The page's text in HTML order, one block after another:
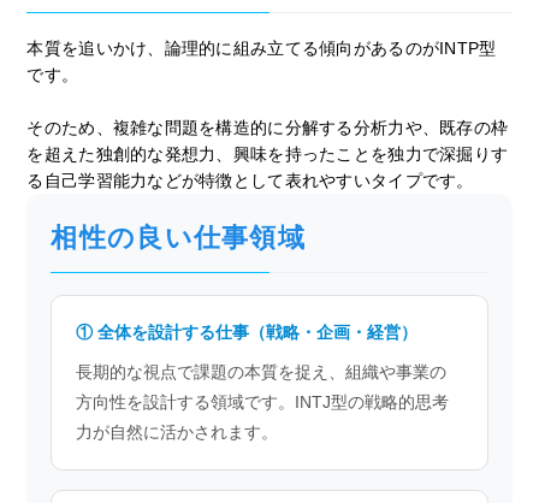
本質を追いかけ、論理的に組み立てる傾向があるのがINTP型
です。
そのため、複雑な問題を構造的に分解する分析力や、既存の枠
を超えた独創的な発想力、興味を持ったことを独力で深掘りす
る自己学習能力などが特徴として表れやすいタイプです。
相性の良い仕事領域
① 全体を設計する仕事（戦略・企画・経営）
長期的な視点で課題の本質を捉え、組織や事業の
方向性を設計する領域です。INTJ型の戦略的思考
力が自然に活かされます。